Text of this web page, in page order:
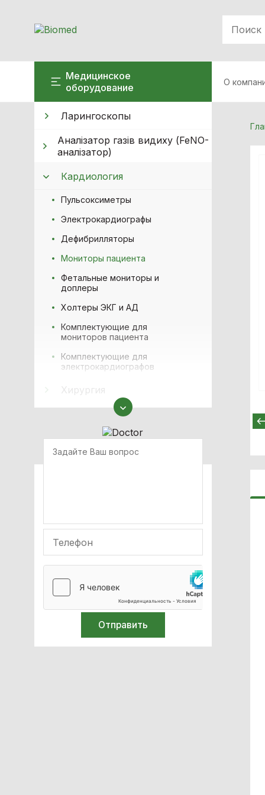
Медицинское
оборудование
О
Ларингоскопы
Аналізатор газів видиху (FeNO-
аналізатор)
Кардиология
Пульсоксиметры
Электрокардиографы
Дефибрилляторы
Мониторы пациента
Фетальные мониторы и
доплеры
Холтеры ЭКГ и АД
Комплектующие для
мониторов пациента
Комплектующие для
электрокардиографов
Медицинская мебель
Оборудование для
неонатологии
ИВЛ
Мебель с нержавеющей стали
Оборудование для
иммобилизации